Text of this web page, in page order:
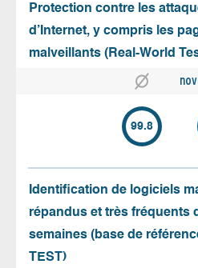
Protection contre les
d’Internet, y compris les
malveillants (Real-World
99.8
Identification de logiciels
répandus et très fréquents
semaines (base de
TEST)